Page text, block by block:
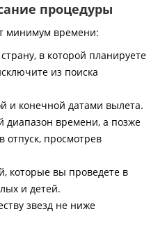
процедуры
минимум времени:
в которой планируете
из поиска
и конечной датами вылета.
диапазон времени, а позже
отпуск, просмотрев
которые вы проведете в
и детей.
звезд не ниже